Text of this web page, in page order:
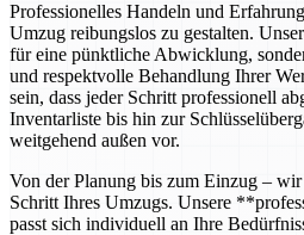
Professionelles Handeln und
Umzug reibungslos zu gestalten.
für eine pünktliche Abwicklung,
und respektvolle Behandlung Ihrer
sein, dass jeder Schritt professionell
Inventarliste bis hin zur
weitgehend außen vor.
Von der Planung bis zum Einzug –
Schritt Ihres Umzugs. Unsere
passt sich individuell an Ihre